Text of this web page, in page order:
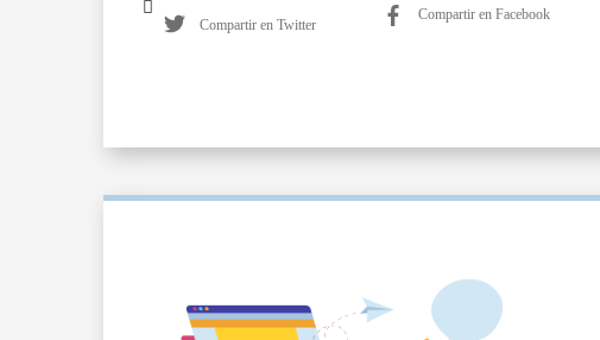
Compartir en Twitter
Compartir en Facebook